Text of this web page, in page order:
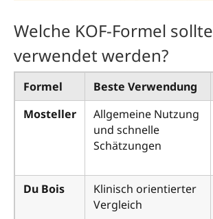
Welche KOF-Formel sollte
verwendet werden?
Formel Beste Verwendung
Mosteller
Allgemeine Nutzung
und schnelle
Schätzungen
Du Bois
Klinisch orientierter
Vergleich